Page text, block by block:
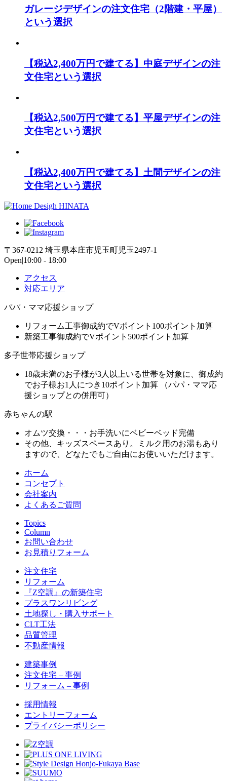
ガレージデザインの注文住宅（2階建・平屋）
という選択
【税込2,400万円で建てる】中庭デザインの注
文住宅という選択
【税込2,500万円で建てる】平屋デザインの注
文住宅という選択
【税込2,400万円で建てる】土間デザインの注
文住宅という選択
〒367-0212 埼玉県本庄市児玉町児玉2497-1
Open|10:00 - 18:00
アクセス
対応エリア
パパ・ママ応援ショップ
リフォーム工事御成約でVポイント100ポイント加算
新築工事御成約でVポイント500ポイント加算
多子世帯応援ショップ
18歳未満のお子様が3人以上いる世帯を対象に、御成約
でお子様お1人につき10ポイント加算 （パパ・ママ応
援ショップとの併用可）
赤ちゃんの駅
オムツ交換・・・お手洗いにベビーベッド完備
その他、キッズスペースあり。ミルク用のお湯もあり
ますので、どなたでもご自由にお使いいただけます。
ホーム
コンセプト
会社案内
よくあるご質問
Topics
Column
お問い合わせ
お見積りフォーム
注文住宅
リフォーム
『Z空調』の新築住宅
プラスワンリビング
土地探し・購入サポート
CLT工法
品質管理
不動産情報
建築事例
注文住宅 – 事例
リフォーム – 事例
採用情報
エントリーフォーム
プライバシーポリシー